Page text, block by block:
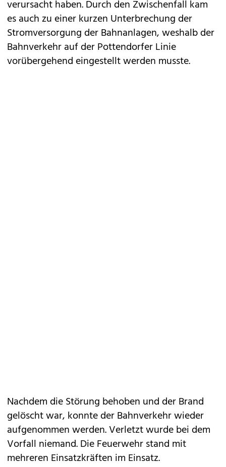
verursacht haben. Durch den Zwischenfall kam
es auch zu einer kurzen Unterbrechung der
Stromversorgung der Bahnanlagen, weshalb der
Bahnverkehr auf der Pottendorfer Linie
vorübergehend eingestellt werden musste.
Nachdem die Störung behoben und der Brand
gelöscht war, konnte der Bahnverkehr wieder
aufgenommen werden. Verletzt wurde bei dem
Vorfall niemand. Die Feuerwehr stand mit
mehreren Einsatzkräften im Einsatz.